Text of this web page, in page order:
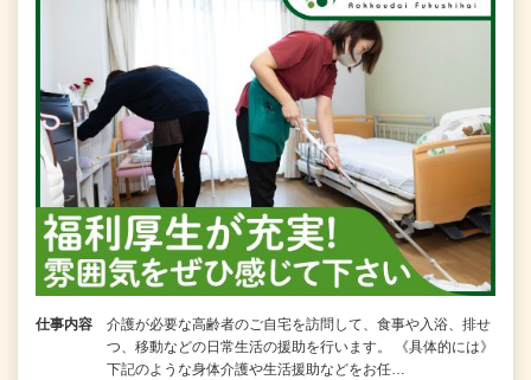
仕事内容
介護が必要な高齢者のご自宅を訪問して、食事や入浴、排せ
つ、移動などの日常生活の援助を行います。 《具体的には》
下記のような身体介護や生活援助などをお任…